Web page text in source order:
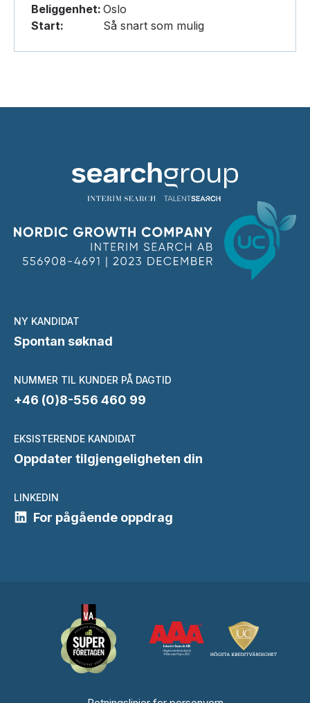
Beliggenhet: Oslo
Start:
Så snart som mulig
NY KANDIDAT
Spontan søknad
NUMMER TIL KUNDER PÅ DAGTID
+46 (0)8-556 460 99
EKSISTERENDE KANDIDAT
Oppdater tilgjengeligheten din
LINKEDIN
For pågående oppdrag